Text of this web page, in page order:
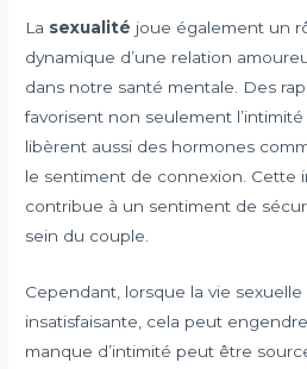
La sexualité joue également un
dynamique d’une relation
dans notre santé mentale. Des
favorisent non seulement
libèrent aussi des hormones
le sentiment de connexion. Cette
contribue à un sentiment de
sein du couple.
Cependant, lorsque la vie
insatisfaisante, cela peut
manque d’intimité peut être